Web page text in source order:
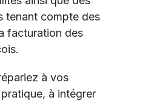
tenant compte des
facturation des
à vos
à intégrer